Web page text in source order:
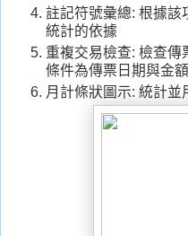
註記符號彙總: 根據該
統計的依據
重複交易檢查: 檢查
條件為傳票日期與金額
月計條狀圖示: 統計